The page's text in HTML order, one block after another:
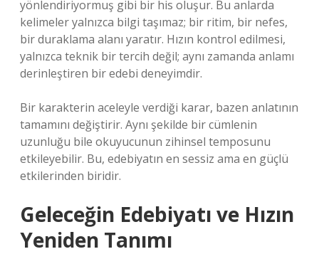
yönlendiriyormuş gibi bir his oluşur. Bu anlarda
kelimeler yalnızca bilgi taşımaz; bir ritim, bir nefes,
bir duraklama alanı yaratır. Hızın kontrol edilmesi,
yalnızca teknik bir tercih değil; aynı zamanda anlamı
derinleştiren bir edebi deneyimdir.
Bir karakterin aceleyle verdiği karar, bazen anlatının
tamamını değiştirir. Aynı şekilde bir cümlenin
uzunluğu bile okuyucunun zihinsel temposunu
etkileyebilir. Bu, edebiyatın en sessiz ama en güçlü
etkilerinden biridir.
Geleceğin Edebiyatı ve Hızın
Yeniden Tanımı